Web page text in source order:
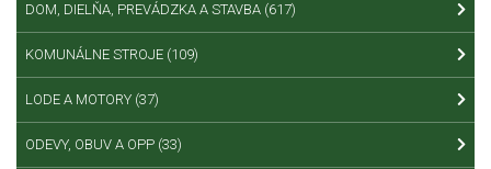
DOM, DIELŇA, PREVÁDZKA A STAVBA (617)
KOMUNÁLNE STROJE (109)
LODE A MOTORY (37)
ODEVY, OBUV A OPP (33)